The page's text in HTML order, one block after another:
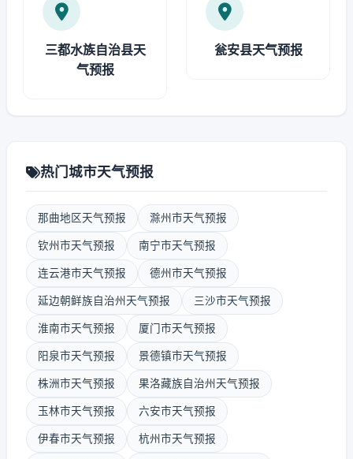
三都水族自治县天
气预报
瓮安县天气预报
热门城市天气预报
那曲地区天气预报 滁州市天气预报
钦州市天气预报 南宁市天气预报
连云港市天气预报 德州市天气预报
延边朝鲜族自治州天气预报 三沙市天气预报
淮南市天气预报 厦门市天气预报
阳泉市天气预报 景德镇市天气预报
株洲市天气预报 果洛藏族自治州天气预报
玉林市天气预报 六安市天气预报
伊春市天气预报 杭州市天气预报